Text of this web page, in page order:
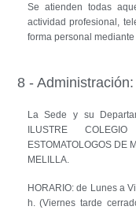
Se atienden todas
actividad profesional,
forma personal
8 - Administración:
La Sede y su
ILUSTRE
ESTOMATOLOGOS DE
MELILLA.
HORARIO: de Lunes a
h. (Viernes tarde